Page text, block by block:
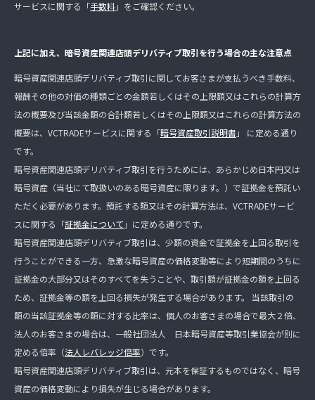
サービスに関する「手数料」をご確認ください。
上記に加え、暗号資産関連店頭デリバティブ取引を行う場合の主な注意点
暗号資産関連店頭デリバティブ取引に関してお客さまが支払うべき手数料、
報酬その他の対価の種類ごとの金額若しくはその上限額又はこれらの計算方
法の概要及び当該金額の合計額若しくはその上限額又はこれらの計算方法の
概要は、VCTRADEサービスに関する「暗号資産取引説明書」 に定める通り
です。
暗号資産関連店頭デリバティブ取引を行うためには、あらかじめ日本円又は
暗号資産（当社にて取扱いのある暗号資産に限ります。）で証拠金を預託い
ただく必要があります。預託する額又はその計算方法は、VCTRADEサービ
スに関する「証拠金について 」に定める通りです。
暗号資産関連店頭デリバティブ取引は、少額の資金で証拠金を上回る取引を
行うことができる一方、急激な暗号資産の価格変動等により短期間のうちに
証拠金の大部分又はそのすべてを失うことや、取引額が証拠金の額を上回る
ため、証拠金等の額を上回る損失が発生する場合があります。 当該取引の
額の当該証拠金等の額に対する比率は、個人のお客さまの場合で最大２倍、
法人のお客さまの場合は、一般社団法人 日本暗号資産等取引業協会が別に
定める倍率（法人レバレッジ倍率）です。
暗号資産関連店頭デリバティブ取引は、元本を保証するものではなく、暗号
資産の価格変動により損失が生じる場合があります。